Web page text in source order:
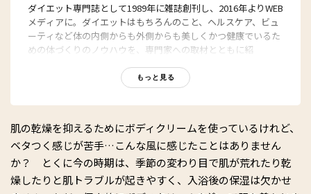
ダイエット専門誌として1989年に雑誌創刊し、2016年よりWEB
メディアに。ダイエットはもちろんのこと、ヘルスケア、ビュ
ーティなど体の内側からも外側からも美しくかつ健康でいるた
めの体づくりのノウハウを、専門家への取材とともに紹
もに、編集部員も自らさまざまなヘルシーネタを日々お試し
もっと見る
肌の乾燥を抑えるためにボディクリームを使っているけれど、
ベタつく感じが苦手…こんな風に感じたことはありません
か？ とくに今の時期は、季節の変わり目で肌が荒れたり乾
燥したりと肌トラブルが起きやすく、入浴後の保湿は欠かせ